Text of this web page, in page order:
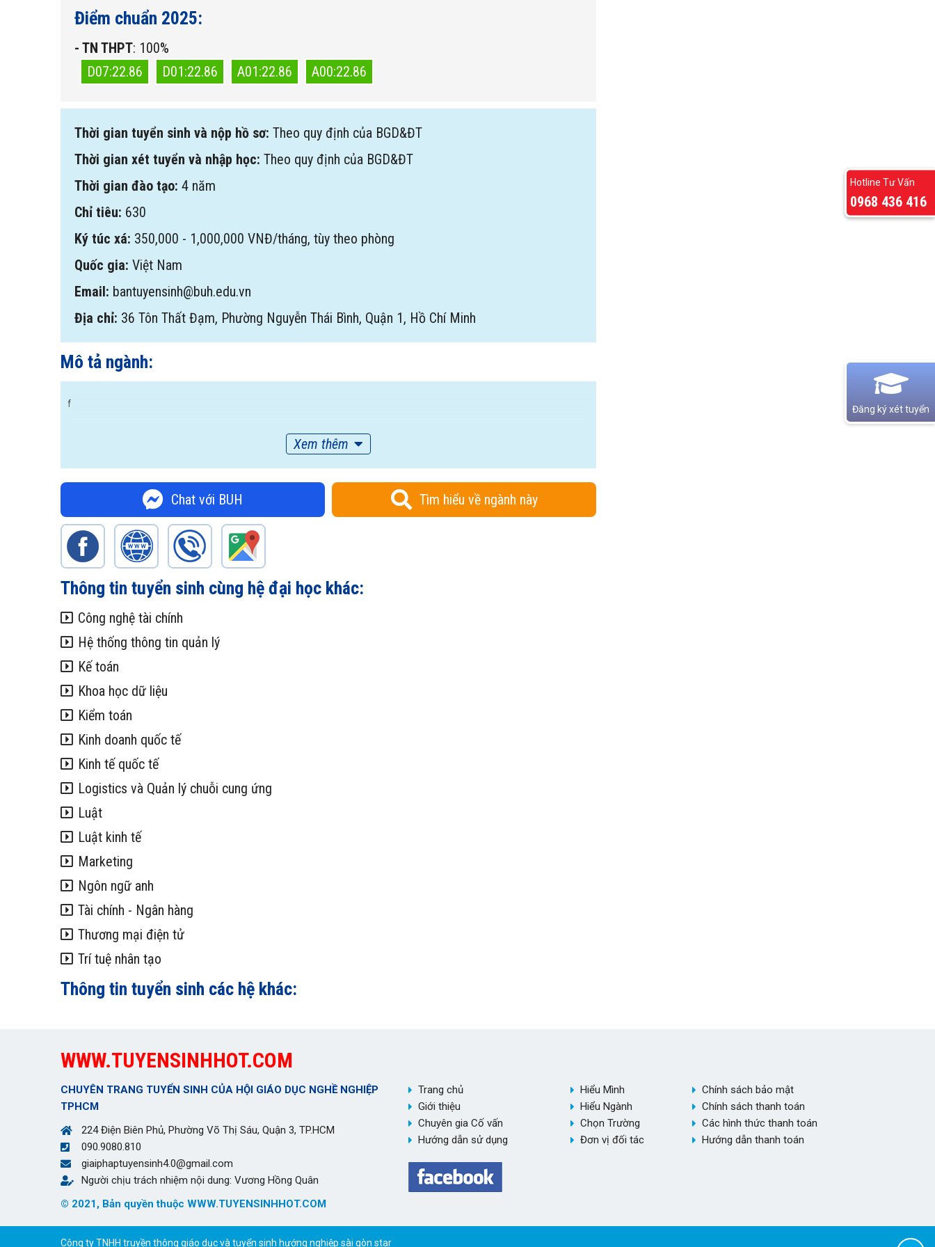
Điểm chuẩn 2025:
- TN THPT: 100%
D07:22.86
D01:22.86 A01:22.86 A00:22.86
Thời gian tuyển sinh và nộp hồ sơ: Theo quy định của BGD&ĐT
Thời gian xét tuyển và nhập học: Theo quy định của BGD&ĐT
Thời gian đào tạo: 4 năm
Chỉ tiêu: 630
Ký túc xá: 350,000 - 1,000,000 VNĐ/tháng, tùy theo phòng
Quốc gia: Việt Nam
Email: bantuyensinh@buh.edu.vn
Địa chỉ: 36 Tôn Thất Đạm, Phường Nguyễn Thái Bình, Quận 1, Hồ Chí Minh
Mô tả ngành:
f
Xem thêm
Chat với BUH Tìm hiểu về ngành này
Thông tin tuyển sinh cùng hệ đại học khác:
Công nghệ tài chính
Hệ thống thông tin quản lý
Kế toán
Khoa học dữ liệu
Kiểm toán
Kinh doanh quốc tế
Kinh tế quốc tế
Logistics và Quản lý chuỗi cung ứng
Luật
Luật kinh tế
Marketing
Ngôn ngữ anh
Tài chính - Ngân hàng
Thương mại điện tử
Trí tuệ nhân tạo
Thông tin tuyển sinh các hệ khác:
Đăng ký xét tuyển
WWW.TUYENSINHHOT.COM
CHUYÊN TRANG TUYỂN SINH CỦA HỘI GIÁO DỤC NGHỀ NGHIỆP
TPHCM
224 Điện Biên Phủ, Phường Võ Thị Sáu, Quận 3, TP.HCM
090.9080.810
giaiphaptuyensinh4.0@gmail.com
Người chịu trách nhiệm nội dung: Vương Hồng Quân
© 2021, Bản quyền thuộc WWW.TUYENSINHHOT.COM
Trang chủ
Giới thiệu
Chuyên gia Cố vấn
Hướng dẫn sử dụng
Hiểu Mình
Hiểu Ngành
Chọn Trường
Đơn vị đối tác
Chính sách bảo mật
Chính sách thanh toán
Các hình thức thanh toán
Hướng dẫn thanh toán
Công ty TNHH truyền thông giáo dục và tuyển sinh hướng nghiệp sài gòn star
Hotline Tư Vấn
0968 436 416